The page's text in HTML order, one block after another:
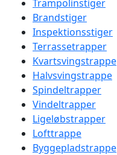
Trampolinstiger
Brandstiger
Inspektionsstiger
Terrassetrapper
Kvartsvingstrappe
Halvsvingstrappe
Spindeltrapper
Vindeltrapper
Ligeløbstrapper
Lofttrappe
Byggepladstrappe